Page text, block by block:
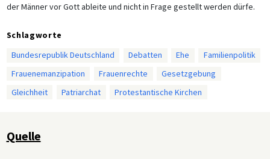
der Männer vor Gott ableite und nicht in Frage gestellt werden dürfe.
Schlagworte
Bundesrepublik Deutschland
Debatten Ehe
Familienpolitik
Frauenemanzipation
Frauenrechte
Gesetzgebung
Gleichheit
Patriarchat Protestantische Kirchen
Quelle